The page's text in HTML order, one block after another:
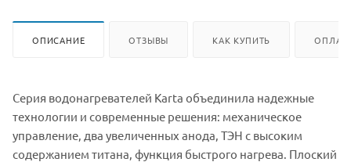
ОПИСАНИЕ ОТЗЫВЫ КАК КУПИТЬ
Серия водонагревателей Karta объединила надежные
технологии и современные решения: механическое
управление, два увеличенных анода, ТЭН с высоким
содержанием титана, функция быстрого нагрева. Плоский